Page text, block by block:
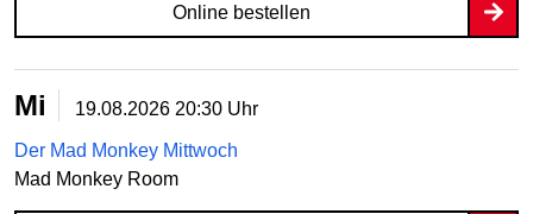
Online bestellen
Mi 19.08.2026 20:30 Uhr
Der Mad Monkey Mittwoch
Mad Monkey Room